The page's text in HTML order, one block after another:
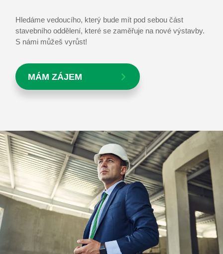
Hledáme vedoucího, který bude mít pod sebou část
stavebního oddělení, které se zaměřuje na nové výstavby.
S námi můžeš vyrůst!
MÁM ZÁJEM